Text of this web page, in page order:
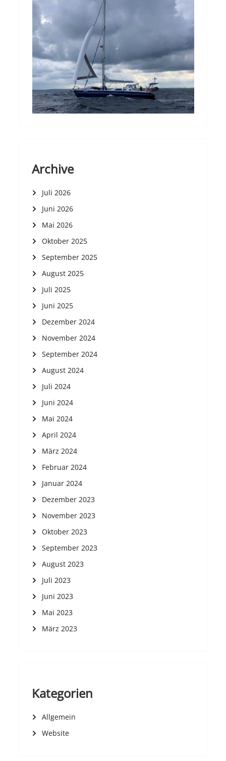
Archive
Juli 2026
Juni 2026
Mai 2026
Oktober 2025
September 2025
August 2025
Juli 2025
Juni 2025
Dezember 2024
November 2024
September 2024
August 2024
Juli 2024
Juni 2024
Mai 2024
April 2024
März 2024
Februar 2024
Januar 2024
Dezember 2023
November 2023
Oktober 2023
September 2023
August 2023
Juli 2023
Juni 2023
Mai 2023
März 2023
Kategorien
Allgemein
Website